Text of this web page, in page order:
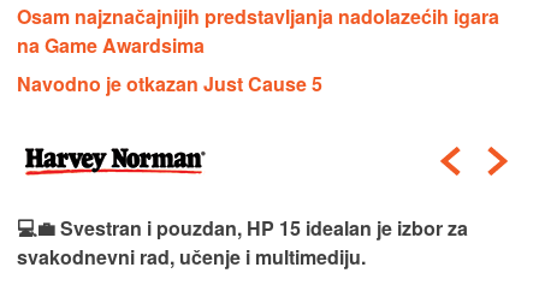
Osam najznačajnijih predstavljanja nadolazećih igara
na Game Awardsima
Navodno je otkazan Just Cause 5
💻💼 Svestran i pouzdan, HP 15 idealan je izbor za
svakodnevni rad, učenje i multimediju.